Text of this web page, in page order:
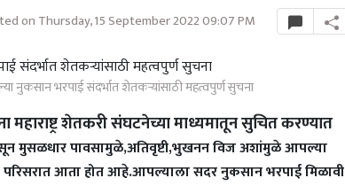
on Thursday, 15 September 2022 09:07 PM
नुकसान भरपाई संदर्भात शेतकऱ्यांसाठी महत्वपुर्ण सुचना
महाराष्ट्र शेतकरी संघटनेच्या माध्यमातून सुचित करण्यात
मुसळधार पावसामुळे,अतिवृष्टी,भुखनन विज अशांमुळे आपल्या
आता होत आहे.आपल्याला सदर नुकसान भरपाई मिळावी